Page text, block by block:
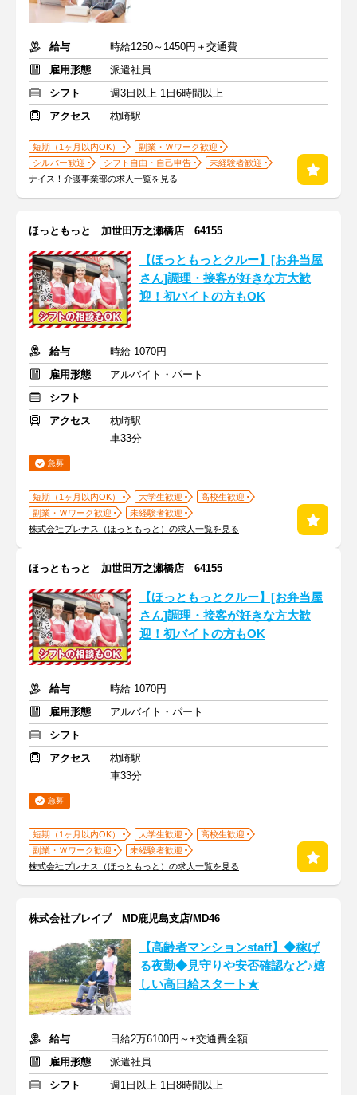
給与
時給1250～1450円＋交通費
雇用形態
派遣社員
シフト
週3日以上 1日6時間以上
アクセス
枕崎駅
短期（1ヶ月以内OK）
副業・Ｗワーク歓迎
シルバー歓迎
シフト自由・自己申告
未経験者歓迎
ナイス！介護事業部の求人一覧を見る
ほっともっと 加世田万之瀬橋店 64155
【ほっともっとクルー】[お弁当屋
さん]調理・接客が好きな方大歓
迎！初バイトの方もOK
給与
時給 1070円
雇用形態
アルバイト・パート
シフト
アクセス
枕崎駅
車33分
急募
短期（1ヶ月以内OK） 大学生歓迎
高校生歓迎
副業・Ｗワーク歓迎
未経験者歓迎
株式会社プレナス（ほっともっと）の求人一覧を見る
ほっともっと 加世田万之瀬橋店 64155
【ほっともっとクルー】[お弁当屋
さん]調理・接客が好きな方大歓
迎！初バイトの方もOK
給与
時給 1070円
雇用形態
アルバイト・パート
シフト
アクセス
枕崎駅
車33分
急募
短期（1ヶ月以内OK） 大学生歓迎
高校生歓迎
副業・Ｗワーク歓迎
未経験者歓迎
株式会社プレナス（ほっともっと）の求人一覧を見る
株式会社ブレイブ MD鹿児島支店/MD46
【高齢者マンションstaff】◆稼げ
る夜勤◆見守りや安否確認など♪嬉
しい高日給スタート★
給与
日給2万6100円～+交通費全額
雇用形態
派遣社員
シフト
週1日以上 1日8時間以上